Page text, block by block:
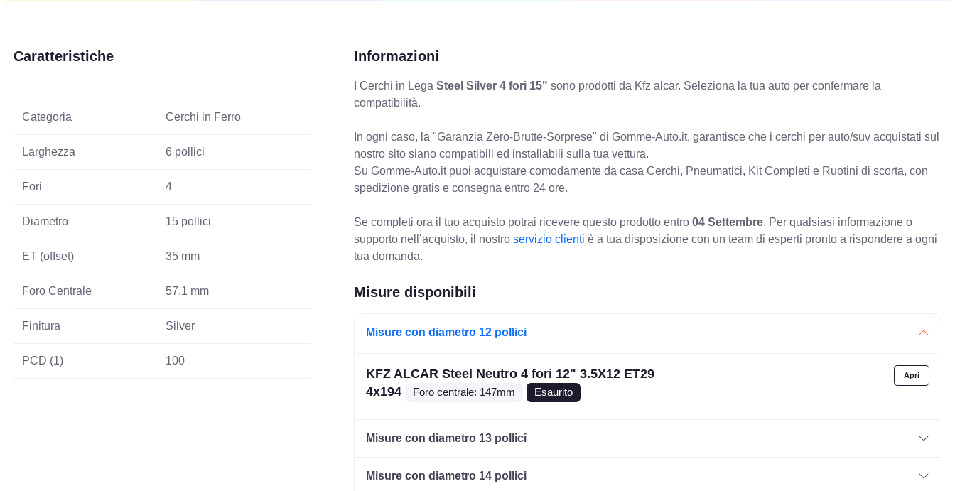
Caratteristiche
Categoria Cerchi in Ferro
Larghezza 6 pollici
Fori 4
Diametro 15 pollici
ET (offset) 35 mm
Foro Centrale 57.1 mm
Finitura Silver
PCD (1) 100
Informazioni
I Cerchi in LegaSteel Silver 4 fori 15" sono prodotti da Kfz alcar. Seleziona la tua auto per confermare la
compatibilità.
In ogni caso, la "Garanzia Zero-Brutte-Sorprese" di Gomme-Auto.it, garantisce che i cerchi per auto/suv acquistati sul
nostro sito siano compatibili ed installabili sulla tua vettura.
Su Gomme-Auto.it puoi acquistare comodamente da casa Cerchi, Pneumatici, Kit Completi e Ruotini di scorta, con
spedizione gratis e consegna entro 24 ore.
Se completi ora il tuo acquisto potrai ricevere questo prodotto entro04 Settembre. Per qualsiasi informazione o
supporto nell’acquisto, il nostroservizio clienti è a tua disposizione con un team di esperti pronto a rispondere a ogni
tua domanda.
Misure disponibili
Misure con diametro 12 pollici
KFZ ALCAR Steel Neutro 4 fori 12" 3.5X12 ET29
4x194
Foro centrale: 147mm Esaurito
Misure con diametro 13 pollici
Misure con diametro 14 pollici